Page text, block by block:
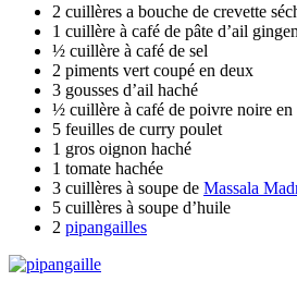
2 cuillères a bouche de crevette
1 cuillère à café de pâte d’ail
½ cuillère à café de sel
2 piments vert coupé en deux
3 gousses d’ail haché
½ cuillère à café de poivre noire en
5 feuilles de curry poulet
1 gros oignon haché
1 tomate hachée
3 cuillères à soupe de Massala
5 cuillères à soupe d’huile
2 pipangailles